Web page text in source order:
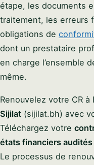
étape, les documents
traitement, les erreurs
obligations de
dont un prestataire
en charge l’ensemble
même.
Renouvelez votre CR
Sijilat (sijilat.bh) avec
Téléchargez votre
états financiers audités
Le processus de